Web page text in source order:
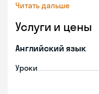
Читать дальше
Услуги и цены
Английский язык
Уроки